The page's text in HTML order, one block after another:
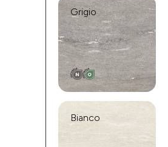
Grigio
Bianco